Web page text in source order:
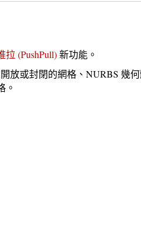
拉 (PushPull)新功能。
放或封閉的網格、NURBS 幾
。